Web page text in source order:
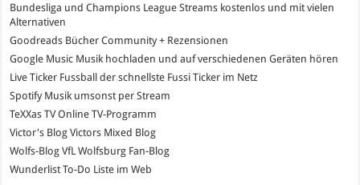
Bundesliga und Champions League Streams kostenlos und mit vielen
Alternativen
Goodreads Bücher Community + Rezensionen
Google Music Musik hochladen und auf verschiedenen Geräten hören
Live Ticker Fussball der schnellste Fussi Ticker im Netz
SpotifyMusik umsonst per Stream
TeXXas TVOnline TV-Programm
Victor's Blog Victors Mixed Blog
Wolfs-Blog VfL Wolfsburg Fan-Blog
Wunderlist To-Do Liste im Web